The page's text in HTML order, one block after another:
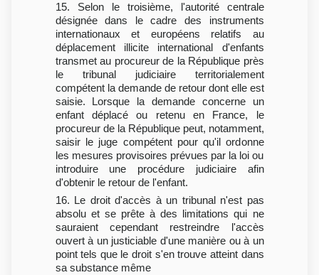
15. Selon le troisième, l'autorité centrale
désignée dans le cadre des instruments
internationaux et européens relatifs au
déplacement illicite international d'enfants
transmet au procureur de la République près
le tribunal judiciaire territorialement
compétent la demande de retour dont elle est
saisie. Lorsque la demande concerne un
enfant déplacé ou retenu en France, le
procureur de la République peut, notamment,
saisir le juge compétent pour qu'il ordonne
les mesures provisoires prévues par la loi ou
introduire une procédure judiciaire afin
d'obtenir le retour de l'enfant.
16. Le droit d'accès à un tribunal n'est pas
absolu et se prête à des limitations qui ne
sauraient cependant restreindre l'accès
ouvert à un justiciable d'une manière ou à un
point tels que le droit s'en trouve atteint dans
sa substance même